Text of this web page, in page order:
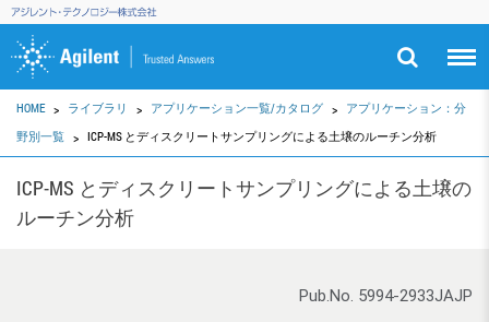
HOME ライブラリ アプリケーション一覧/カタログ
アプリケーション：分
野別一覧
ICP-MS とディスクリートサンプリングによる土壌のルーチン分析
ICP-MS とディスクリートサンプリングによる土壌の
ルーチン分析
Pub.No. 5994-2933JAJP